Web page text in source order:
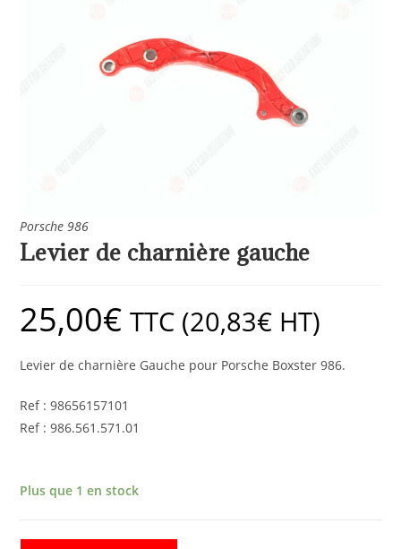
Porsche 986
Levier de charnière gauche
25,00€ TTC (20,83€ HT)
Levier de charnière Gauche pour Porsche Boxster 986.
Ref : 98656157101
Ref : 986.561.571.01
Plus que 1 en stock